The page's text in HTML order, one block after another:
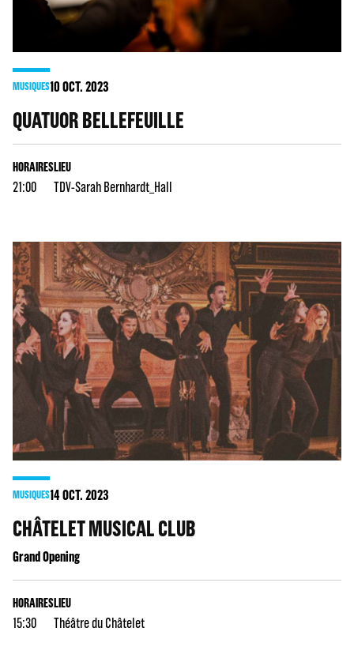
MUSIQUES10OCT. 2023
QUATUOR BELLEFEUILLE
HORAIRES
21:00
LIEU
TDV-Sarah Bernhardt_Hall
MUSIQUES14OCT. 2023
CHÂTELET MUSICAL CLUB
Grand Opening
HORAIRES
15:30
LIEU
Théâtre du Châtelet